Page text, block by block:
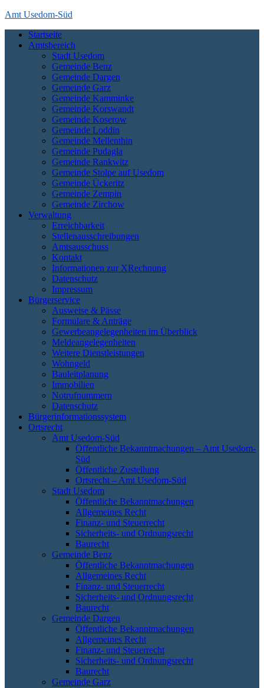
Skip
content
Amt Usedom-Süd
Das Amt Usedom-Süd ist die Verwaltung für einen großen Bereich
auf der Insel Usedom. Es erstreckt sich vom Seebad Zempin im
Nordwesten bis an die polnische Grenze bei Garz und Kamminke im
Osten und die Zecheriner Brücke im Süden der Insel.
Startseite
Amtsbereich
Stadt Usedom
Gemeinde Benz
Gemeinde Dargen
Gemeinde Garz
Gemeinde Kamminke
Gemeinde Korswandt
Gemeinde Koserow
Gemeinde Loddin
Gemeinde Mellenthin
Gemeinde Pudagla
Gemeinde Rankwitz
Gemeinde Stolpe auf Usedom
Gemeinde Ückeritz
Gemeinde Zempin
Gemeinde Zirchow
Verwaltung
Erreichbarkeit
Stellenausschreibungen
Amtsausschuss
Kontakt
Informationen zur XRechnung
Datenschutz
Impressum
Bürgerservice
Ausweise & Pässe
Formulare & Anträge
Gewerbeangelegenheiten im Überblick
Meldeangelegenheiten
Weitere Dienstleistungen
Wohngeld
Bauleitplanung
Immobilien
Notrufnummern
Datenschutz
Bürgerinformationssystem
Ortsrecht
Amt Usedom-Süd
Öffentliche Bekanntmachungen – Amt Usedom-
Süd
Öffentliche Zustellung
Ortsrecht – Amt Usedom-Süd
Stadt Usedom
Öffentliche Bekanntmachungen
Allgemeines Recht
Finanz- und Steuerrecht
Sicherheits- und Ordnungsrecht
Baurecht
Gemeinde Benz
Öffentliche Bekanntmachungen
Allgemeines Recht
Finanz- und Steuerrecht
Sicherheits- und Ordnungsrecht
Baurecht
Gemeinde Dargen
Öffentliche Bekanntmachungen
Allgemeines Recht
Finanz- und Steuerrecht
Sicherheits- und Ordnungsrecht
Baurecht
Gemeinde Garz